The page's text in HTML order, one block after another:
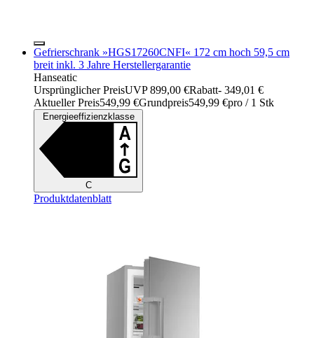
Gefrierschrank »HGS17260CNFI« 172 cm hoch 59,5 cm
breit inkl. 3 Jahre Herstellergarantie
Hanseatic
Ursprünglicher PreisUVP 899,00 €Rabatt- 349,01 €
Aktueller Preis549,99 €Grundpreis549,99 €pro / 1 Stk
Energieeffizienzklasse
C
Produktdatenblatt